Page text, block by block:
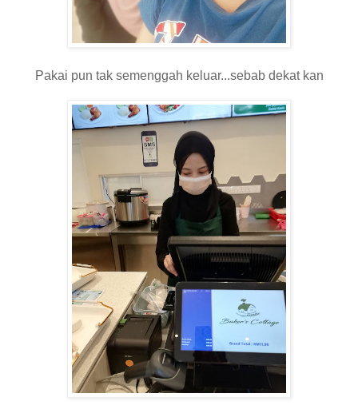
Pakai pun tak semenggah keluar...sebab dekat kan